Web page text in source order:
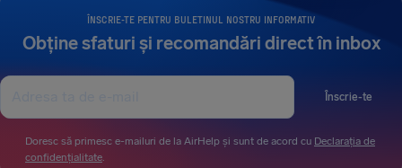
ÎNSCRIE-TE PENTRU BULETINUL NOSTRU INFORMATIV
Obține sfaturi și recomandări direct în inbox
Înscrie-te
Doresc să primesc e-mailuri de la AirHelp și sunt de acord cu Declarația de
confidențialitate.